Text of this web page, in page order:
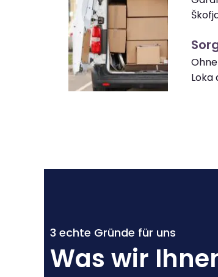
Loka
3 echte Gründe für uns
Was wir